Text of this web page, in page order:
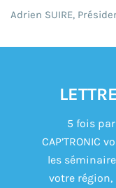
Adrien SUIRE,
5 fois
CAP’TRONIC
les
votre